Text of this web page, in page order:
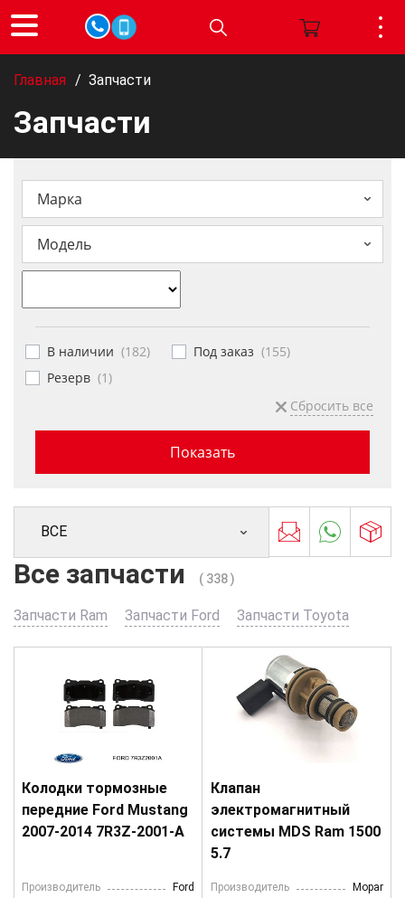
Главная / Запчасти
Запчасти
Марка
Модель
В наличии (182) Под заказ (155)
Резерв (1 )
ВСЕ
Все запчасти ( 338 )
Запчасти Ram Запчасти Ford Запчасти Toyota
Колодки тормозные
передние Ford Mustang
2007-2014 7R3Z-2001-A
Производитель
Ford
Клапан
электромагнитный
системы MDS Ram 1500
5.7
Производитель
Mopar